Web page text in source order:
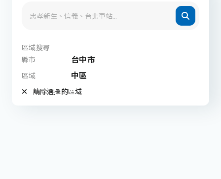
區域搜尋
縣市
台中市
區域 中區
請除選擇的區域